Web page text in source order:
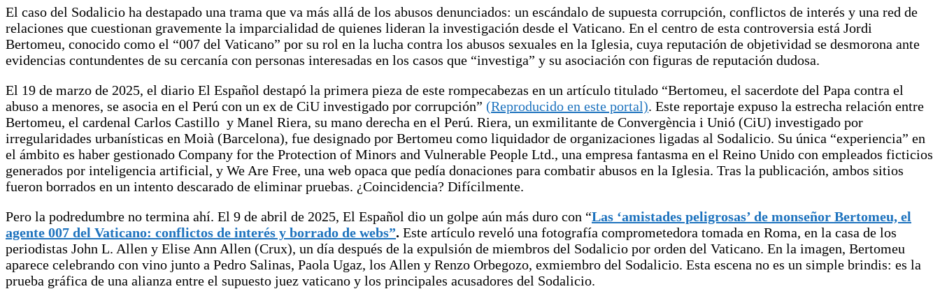
El caso del Sodalicio ha destapado una trama que va más allá de los abusos denunciados: un escándalo de supuesta corrupción, conflictos de interés y una red de
relaciones que cuestionan gravemente la imparcialidad de quienes lideran la investigación desde el Vaticano. En el centro de esta controversia está Jordi
Bertomeu, conocido como el “007 del Vaticano” por su rol en la lucha contra los abusos sexuales en la Iglesia, cuya reputación de objetividad se desmorona ante
evidencias contundentes de su cercanía con personas interesadas en los casos que “investiga” y su asociación con figuras de reputación dudosa.
El 19 de marzo de 2025, el diario El Español destapó la primera pieza de este rompecabezas en un artículo titulado “Bertomeu, el sacerdote del Papa contra el
abuso a menores, se asocia en el Perú con un ex de CiU investigado por corrupción” (Reproducido en este portal). Este reportaje expuso la estrecha relación entre
Bertomeu, el cardenal Carlos Castillo y Manel Riera, su mano derecha en el Perú. Riera, un exmilitante de Convergència i Unió (CiU) investigado por
irregularidades urbanísticas en Moià (Barcelona), fue designado por Bertomeu como liquidador de organizaciones ligadas al Sodalicio. Su única “experiencia” en
el ámbito es haber gestionado Company for the Protection of Minors and Vulnerable People Ltd., una empresa fantasma en el Reino Unido con empleados ficticios
generados por inteligencia artificial, y We Are Free, una web opaca que pedía donaciones para combatir abusos en la Iglesia. Tras la publicación, ambos sitios
fueron borrados en un intento descarado de eliminar pruebas. ¿Coincidencia? Difícilmente.
Pero la podredumbre no termina ahí. El 9 de abril de 2025, El Español dio un golpe aún más duro con “Las ‘amistades peligrosas’ de monseñor Bertomeu, el
agente 007 del Vaticano: conflictos de interés y borrado de webs”. Este artículo reveló una fotografía comprometedora tomada en Roma, en la casa de los
periodistas John L. Allen y Elise Ann Allen (Crux), un día después de la expulsión de miembros del Sodalicio por orden del Vaticano. En la imagen, Bertomeu
aparece celebrando con vino junto a Pedro Salinas, Paola Ugaz, los Allen y Renzo Orbegozo, exmiembro del Sodalicio. Esta escena no es un simple brindis: es la
prueba gráfica de una alianza entre el supuesto juez vaticano y los principales acusadores del Sodalicio.